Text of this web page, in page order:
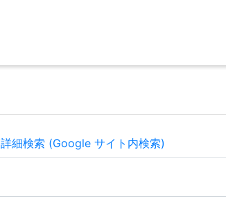
詳細検索 (Google サイト内検索)